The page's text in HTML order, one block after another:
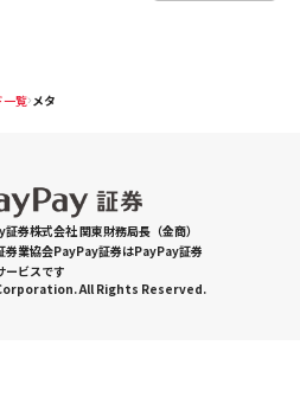
一覧 メタ
券株式会社 関東財務局長（金商）
券業協会PayPay証券はPayPay証券
ービスです
All Rights Reserved.